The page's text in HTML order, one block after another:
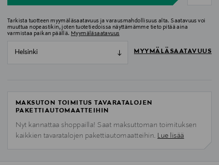
Tarkista tuotteen myymäläsaatavuus ja varausmahdollisuus alta. Saatavuus voi
muuttua nopeastikin, joten tuotetiedoissa näyttämämme tieto pitää aina
varmistaa paikan päällä. Myymäläsaatavuus
Helsinki MYYMÄLÄSAATAVUUS
MAKSUTON TOIMITUS TAVARATALOJEN
PAKETTIAUTOMAATTEIHIN
Nyt kannattaa shoppailla! Saat maksuttoman toimituksen
kaikkien tavaratalojen pakettiautomaatteihin. Lue lisää